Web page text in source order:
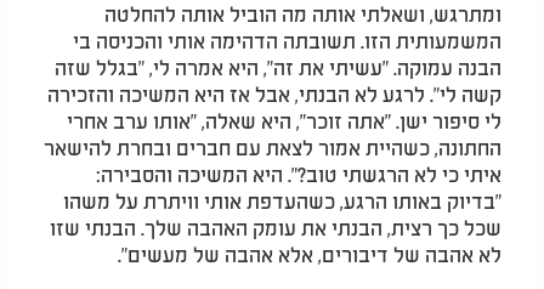
ומתרגש, ושאלתי אותה מה הוביל אותה להחלטה
המשמעותית הזו. תשובתה הדהימה אותי והכניסה בי
הבנה עמוקה. "עשיתי את זה", היא אמרה לי, "בגלל שזה
קשה לי". לרגע לא הבנתי, אבל אז היא המשיכה והזכירה
לי סיפור ישן. "אתה זוכר", היא שאלה, "אותו ערב אחרי
החתונה, כשהיית אמור לצאת עם חברים ובחרת להישאר
איתי כי לא הרגשתי טוב?". היא המשיכה והסבירה:
"בדיוק באותו הרגע, כשהעדפת אותי וויתרת על משהו
שכל כך רצית, הבנתי את עומק האהבה שלך. הבנתי שזו
לא אהבה של דיבורים, אלא אהבה של מעשים".